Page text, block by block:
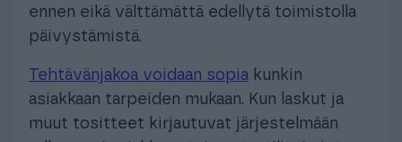
ennen eikä välttämättä edellytä toimistolla
päivystämistä.
Tehtävänjakoa voidaan sopia kunkin
asiakkaan tarpeiden mukaan. Kun laskut ja
muut tositteet kirjautuvat järjestelmään